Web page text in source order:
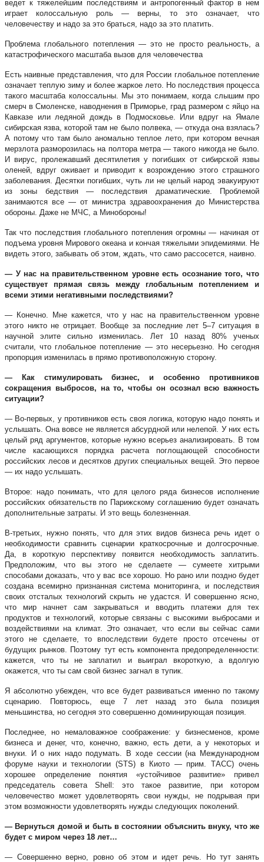
ведет к тяжелейшим последствиям и антропогенный фактор в нем
играет колоссальную роль — верны, то это означает, что
человечеству и надо за это браться, надо за это платить.
Проблема глобального потепления — это не просто реальность, а
катастрофического масштаба вызов для человечества
Есть наивные представления, что для России глобальное потепление
означает теплую зиму и более жаркое лето. Но последствия процесса
такого масштаба колоссальны. Мы это понимаем, когда слышим про
смерч в Смоленске, наводнения в Приморье, град размером с яйцо на
Кавказе или ледяной дождь в Подмосковье. Или вдруг на Ямале
сибирская язва, которой там не было полвека, — откуда она взялась?
А потому что там было аномально теплое лето, при котором вечная
мерзлота разморозилась на полтора метра — такого никогда не было.
И вирус, пролежавший десятилетия у погибших от сибирской язвы
оленей, вдруг оживает и приводит к возрождению этого страшного
заболевания. Десятки погибших, чуть ли не целый народ эвакуируют
из зоны бедствия — последствия драматические. Проблемой
занимаются все — от министра здравоохранения до Министерства
обороны. Даже не МЧС, а Минобороны!
Так что последствия глобального потепления огромны — начиная от
подъема уровня Мирового океана и кончая тяжелыми эпидемиями. Не
видеть этого, забывать об этом, ждать, что само рассосется, наивно.
— У нас на правительственном уровне есть осознание того, что
существует прямая связь между глобальным потеплением и
всеми этими негативными последствиями?
— Конечно. Мне кажется, что у нас на правительственном уровне
этого никто не отрицает. Вообще за последние лет 5–7 ситуация в
научной элите сильно изменилась. Лет 10 назад 80% ученых
считали, что глобальное потепление — это несерьезно. Но сегодня
пропорция изменилась в прямо противоположную сторону.
— Как стимулировать бизнес, и особенно противников
сокращения выбросов, на то, чтобы он осознал всю важность
ситуации?
— Во-первых, у противников есть своя логика, которую надо понять и
услышать. Она вовсе не является абсурдной или нелепой. У них есть
целый ряд аргументов, которые нужно всерьез анализировать. В том
числе касающихся порядка расчета поглощающей способности
российских лесов и десятков других специальных вещей. Это первое
— их надо услышать.
Второе: надо понимать, что для целого ряда бизнесов исполнение
российских обязательств по Парижскому соглашению будет означать
дополнительные затраты. И это вещь болезненная.
В-третьих, нужно понять, что для этих видов бизнеса речь идет о
необходимости сравнить сценарии краткосрочные и долгосрочные.
Да, в короткую перспективу появится необходимость заплатить.
Предположим, что вы этого не сделаете — сумеете хитрыми
способами доказать, что у вас все хорошо. Но рано или поздно будет
создана всемирно признанная система мониторинга, и последствия
своих отсталых технологий скрыть не удастся. И совершенно ясно,
что мир начнет сам закрываться и вводить платежи для тех
продуктов и технологий, которые связаны с высокими выбросами и
воздействиями на климат. Это означает, что если вы сейчас сами
этого не сделаете, то впоследствии будете просто отсечены от
будущих рынков. Поэтому тут есть компонента предопределенности:
кажется, что ты не заплатил и выиграл вкороткую, а вдолгую
окажется, что ты сам свой бизнес загнал в тупик.
Я абсолютно убежден, что все будет развиваться именно по такому
сценарию. Повторюсь, еще 7 лет назад это была позиция
меньшинства, но сегодня это совершенно доминирующая позиция.
Последнее, но немаловажное соображение: у бизнесменов, кроме
бизнеса и денег, что, конечно, важно, есть дети, а у некоторых и
внуки. И о них надо подумать. В ходе сессии (на Международном
форуме науки и технологии (STS) в Киото — прим. ТАСС) очень
хорошее определение понятия «устойчивое развитие» привел
председатель совета Shell: это такое развитие, при котором
человечество может удовлетворять свои нужды, не подрывая при
этом возможности удовлетворять нужды следующих поколений.
— Вернуться домой и быть в состоянии объяснить внуку, что же
будет с миром через 18 лет…
— Совершенно верно, ровно об этом и идет речь. Но тут занять